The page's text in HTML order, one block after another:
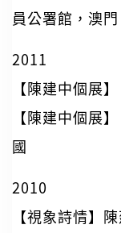
員公署館，澳門
2011
【陳建中個展
【陳建中個展
國
2010
【視象詩情】